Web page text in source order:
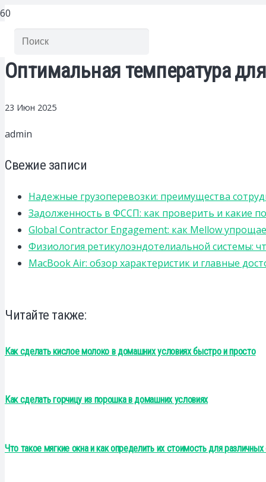
Оптимальная температура
23 Июн 2025
admin
Свежие записи
Надежные грузоперевозки: преимущества
Задолженность в ФССП: как проверить и какие
Global Contractor Engagement: как Mellow
Физиология ретикулоэндотелиальной системы:
MacBook Air: обзор характеристик и главные
Читайте также:
Как сделать кислое молоко в домашних условиях быстро и просто
Как сделать горчицу из порошка в домашних условиях
Что такое мягкие окна и как определить их стоимость для